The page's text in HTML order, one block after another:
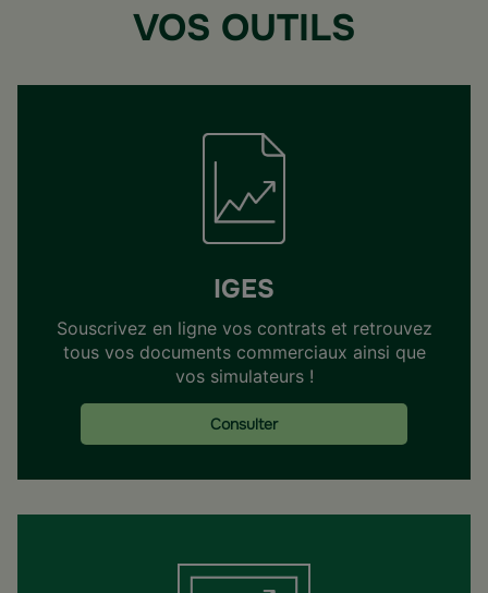
VOS OUTILS
IGES
Souscrivez en ligne vos contrats et retrouvez
tous vos documents commerciaux ainsi que
vos simulateurs !
Consulter